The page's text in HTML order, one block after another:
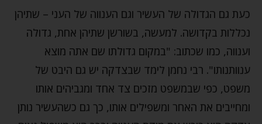
כעת גם הגדולה של העשיר וגם הענווה של העני – שתיהן
נכללות בקדושה. למעשה, בשורשן שתיהן אחת, גדולה
וענווה, כמו שכתוב: "במקום גדולתו שם אתה מוצא
ענוותנותו". רבי נחמן לימד שבצדקה יש גם היבט של
משפט, כפי שבמשפט מזכים צד אחד ומגביהים אותו
ומחייבים את האחר ומשפילים אותו, כך גם כשהעשיר נותן